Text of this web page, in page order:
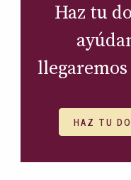
Haz tu
HAZ TU